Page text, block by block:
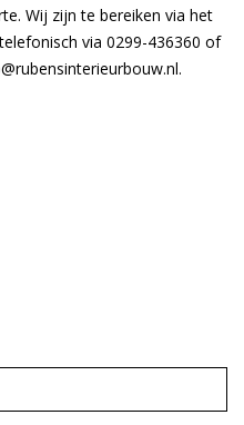
Wij zijn te bereiken via het
via 0299-436360 of
.